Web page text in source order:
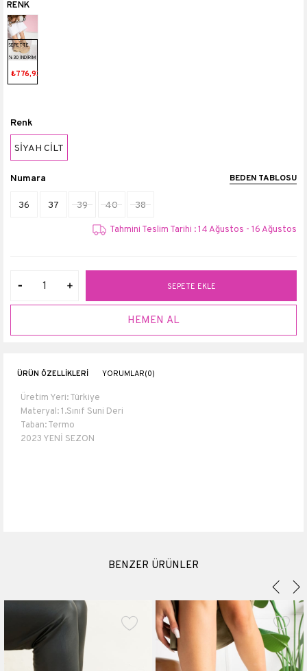
SEPETTE
%30 İNDİRİM
₺776,93
Renk
SİYAH CİLT
Numara BEDEN TABLOSU
36 37 39 40 38
Tahmini Teslim Tarihi : 14 Ağustos - 16 Ağustos
ÜRÜN ÖZELLIKLERI YORUMLAR(0)
Üretim Yeri: Türkiye
Materyal: 1.Sınıf Suni Deri
Taban: Termo
2023 YENİ SEZON
BENZER ÜRÜNLER